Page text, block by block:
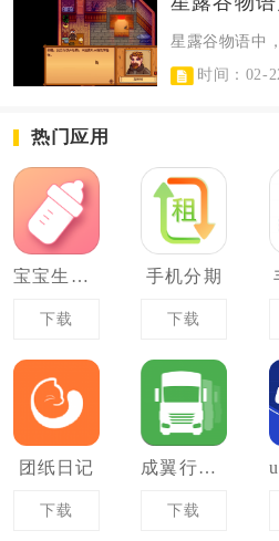
时间：02-
热门应用
宝宝生活记录
下载
手机分期
下载
团纸日记
下载
成翼行车队长
下载